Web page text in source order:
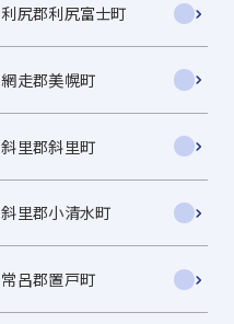
利尻郡利尻富士町
網走郡美幌町
斜里郡斜里町
斜里郡小清水町
常呂郡置戸町